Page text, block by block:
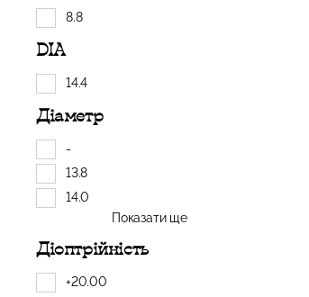
8.8
DIA
14.4
Діаметр
-
13.8
14.0
Показати ще
Діоптрійність
+20.00